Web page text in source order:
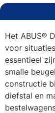
Het ABUS®
voor
essentieel
smalle
constructie
diefstal en